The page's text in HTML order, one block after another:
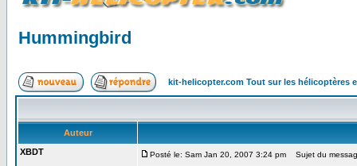
Hummingbird
kit-helicopter.com Tout sur les hélicoptères
Auteur
XBDT
Posté le: Sam Jan 20, 2007 3:24 pm Sujet du